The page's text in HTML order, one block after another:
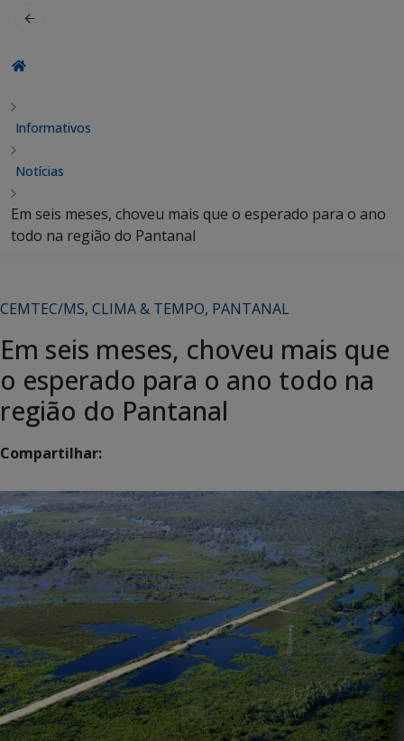
Informativos
Notícias
Em seis meses, choveu mais que o esperado para o ano
todo na região do Pantanal
CEMTEC/MS, CLIMA & TEMPO, PANTANAL
Em seis meses, choveu mais que
o esperado para o ano todo na
região do Pantanal
Compartilhar: